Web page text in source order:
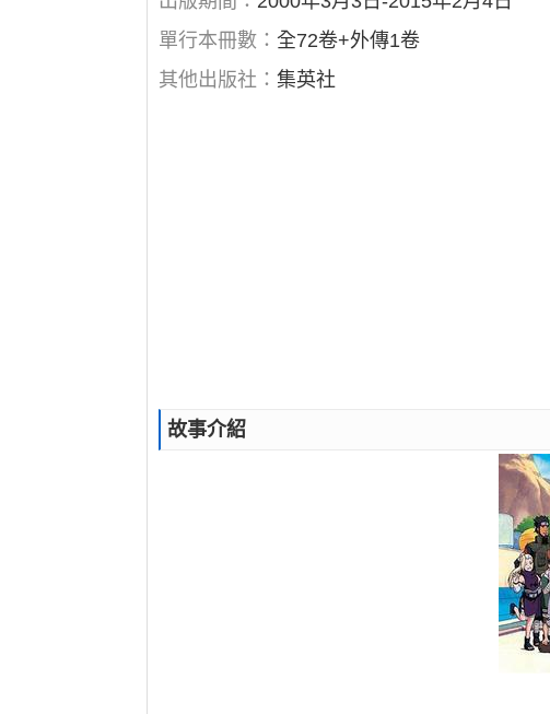
單行本冊數： 全72卷+外傳1卷
其他出版社：集英社
故事介紹